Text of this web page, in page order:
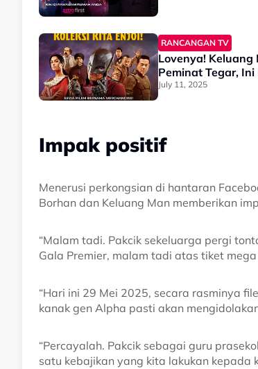
RANCANGAN TV
Lovenya!
Peminat Tegar,
July 11, 2025
Impak positif
Menerusi perkongsian di hantaran
Borhan dan Keluang Man memberikan
“Malam tadi. Pakcik sekeluarga pergi
Gala Premier, malam tadi atas tiket
“Hari ini 29 Mei 2025, secara rasminya
kanak gen Alpha pasti akan
“Percayalah. Pakcik sebagai guru
satu kebajikan yang kita lakukan kepada